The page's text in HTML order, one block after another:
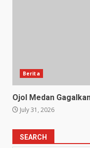
Berita
Ojol Medan
July 31, 2026
SEARCH